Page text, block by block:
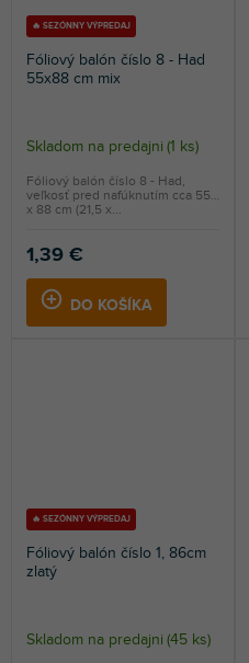
🔥 SEZÓNNY VÝPREDAJ
Fóliový balón číslo 8 - Had
55x88 cm mix
Skladom na predajni (1 ks)
1,39 €
DO KOŠÍKA
Fóliový balón číslo 8 - Had,
veľkosť pred nafúknutím cca 55
x 88 cm (21,5 x...
🔥 SEZÓNNY VÝPREDAJ
Fóliový balón číslo 1, 86cm
zlatý
Skladom na predajni (45 ks)